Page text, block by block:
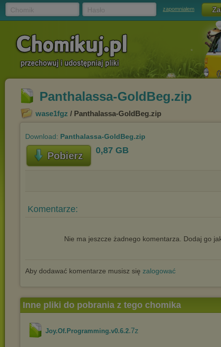
zapomniałem
Panthalassa-GoldBeg.zip
wase1fgz / Panthalassa-GoldBeg.zip
Download: Panthalassa-GoldBeg.zip
Pobierz 0,87 GB
Komentarze:
Nie ma jeszcze żadnego komentarza. Dodaj go
Aby dodawać komentarze musisz się zalogować
Inne pliki do pobrania z tego chomika
Joy.Of.Programming.v0.6.2.7z